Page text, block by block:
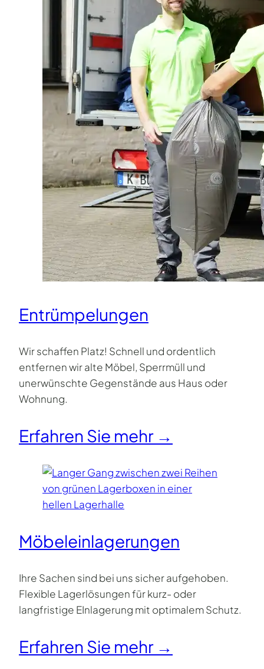
Entrümpelungen
Wir schaffen Platz! Schnell und ordentlich
entfernen wir alte Möbel, Sperrmüll und
unerwünschte Gegenstände aus Haus oder
Wohnung.
Erfahren Sie mehr →
Möbeleinlagerungen
Ihre Sachen sind bei uns sicher aufgehoben.
Flexible Lagerlösungen für kurz- oder
langfristige EInlagerung mit optimalem Schutz.
Erfahren Sie mehr →